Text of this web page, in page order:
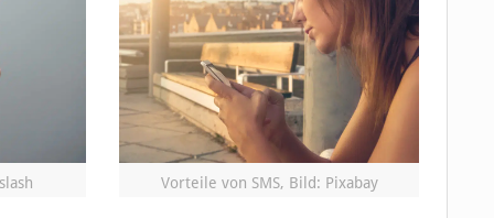
Vorteile von SMS, Bild: Pixabay